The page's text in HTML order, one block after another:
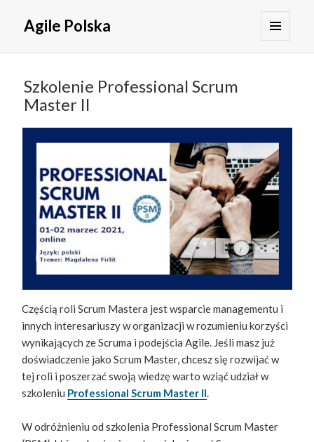
Agile Polska
Szkolenie Professional Scrum
Master II
Częścią roli Scrum Mastera jest wsparcie managementu i
innych interesariuszy w organizacji w rozumieniu korzyści
wynikających ze Scruma i podejścia Agile. Jeśli masz już
doświadczenie jako Scrum Master, chcesz się rozwijać w
tej roli i poszerzać swoją wiedzę warto wziąć udział w
szkoleniu Professional Scrum Master II.
W odróżnieniu od szkolenia Professional Scrum Master